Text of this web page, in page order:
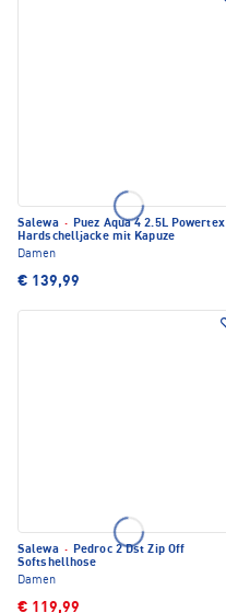
Salewa · Puez Aqua 4 2.5L Powertex
Hardschelljacke mit Kapuze
Damen
€ 139,99
Salewa · Pedroc 2 Dst Zip Off
Softshellhose
Damen
€ 119,99